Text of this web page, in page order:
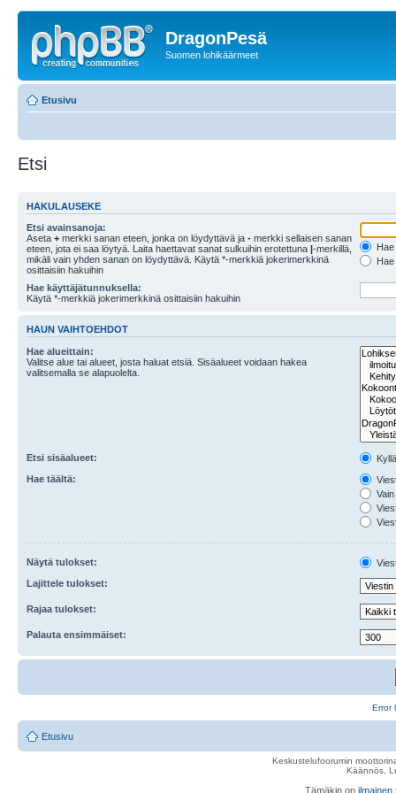
DragonPesä
Suomen lohikäärmeet
Etusivu
Etsi
HAKULAUSEKE
Etsi avainsanoja:
Aseta + merkki sanan eteen, jonka on löydyttävä ja - merkki sellaisen sanan
eteen, jota ei saa löytyä. Laita haettavat sanat sulkuihin erotettuna |-merkillä,
mikäli vain yhden sanan on löydyttävä. Käytä *-merkkiä jokerimerkkinä
osittaisiin hakuihin
Hae käyttäjätunnuksella:
Käytä *-merkkiä jokerimerkkinä osittaisiin hakuihin
HAUN VAIHTOEHDOT
Hae alueittain:
Valitse alue tai alueet, josta haluat etsiä. Sisäalueet voidaan hakea
valitsemalla se alapuolelta.
Etsi sisäalueet:
Hae täältä:
Näytä tulokset:
Lajittele tulokset:
Rajaa tulokset:
Palauta ensimmäiset:
Error
Etusivu
Keskustelufoorumin
Käännös,
Tämäkin on ilmainen